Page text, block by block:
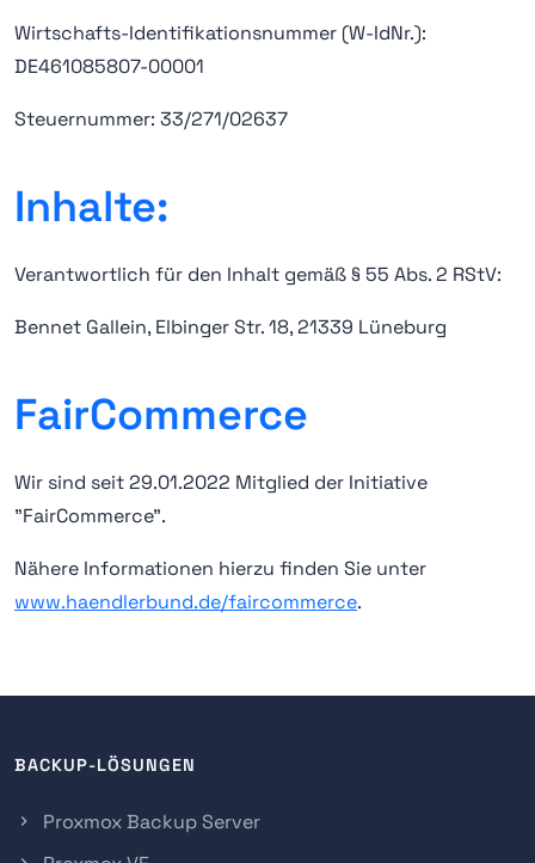
Wirtschafts-Identifikationsnummer (W-IdNr.):
DE461085807-00001
Steuernummer: 33/271/02637
Inhalte:
Verantwortlich für den Inhalt gemäß § 55 Abs. 2 RStV:
Bennet Gallein, Elbinger Str. 18, 21339 Lüneburg
FairCommerce
Wir sind seit 29.01.2022 Mitglied der Initiative
"FairCommerce".
Nähere Informationen hierzu finden Sie unter
www.haendlerbund.de/faircommerce.
BACKUP-LÖSUNGEN
Proxmox Backup Server